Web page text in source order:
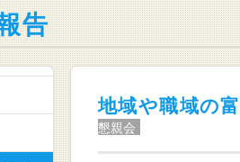
告
地域や職域の
懇親会